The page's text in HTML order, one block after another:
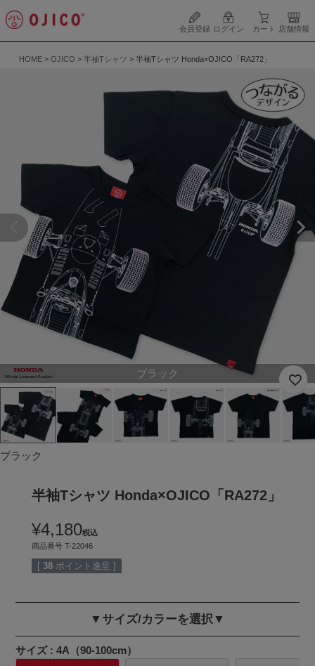
会員登録 ログイン カート 店舗情報
HOME OJICO 半袖Tシャツ 半袖Tシャツ Honda×OJICO「RA272」
ブラック
ブラック
半袖Tシャツ Honda×OJICO「RA272」
¥4,180税込
商品番号 T-22046
[ 38 ポイント進呈 ]
▼サイズ/カラーを選択▼
サイズ
4A（90-100cm）